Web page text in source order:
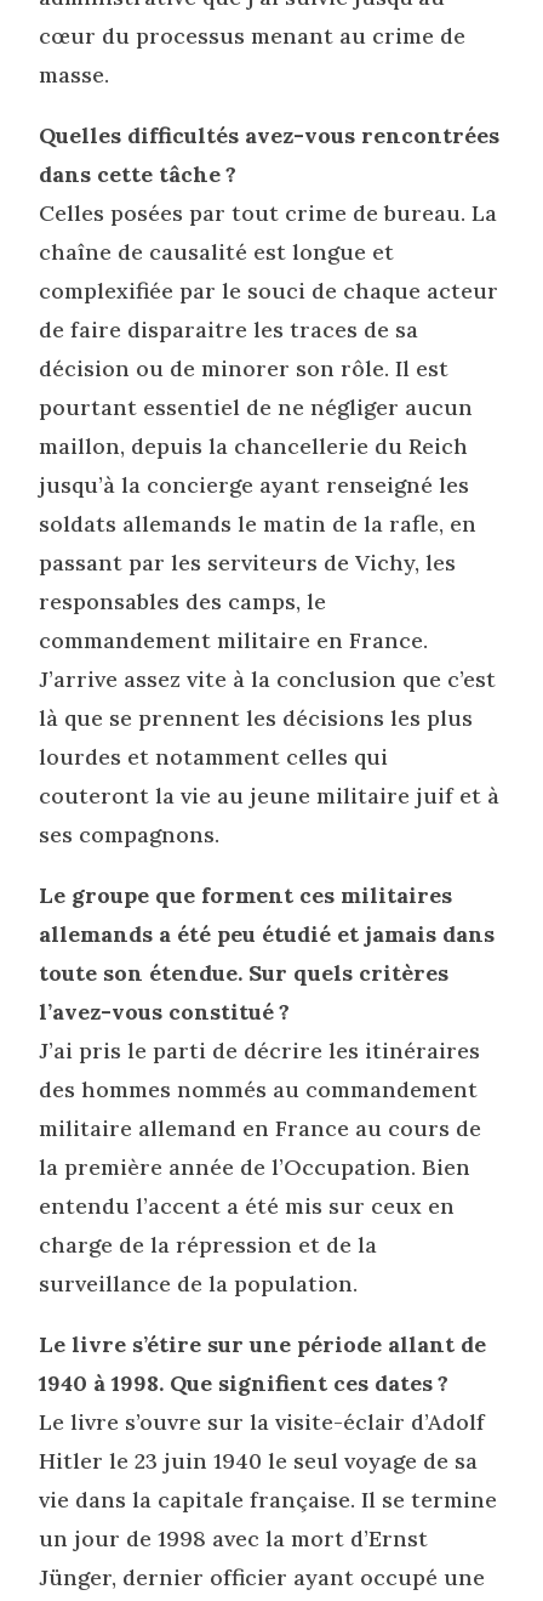
cœur du processus menant au crime de
masse.
Quelles difficultés avez-vous rencontrées
dans cette tâche ?
Celles posées par tout crime de bureau. La
chaîne de causalité est longue et
complexifiée par le souci de chaque acteur
de faire disparaitre les traces de sa
décision ou de minorer son rôle. Il est
pourtant essentiel de ne négliger aucun
maillon, depuis la chancellerie du Reich
jusqu’à la concierge ayant renseigné les
soldats allemands le matin de la rafle, en
passant par les serviteurs de Vichy, les
responsables des camps, le
commandement militaire en France.
J’arrive assez vite à la conclusion que c’est
là que se prennent les décisions les plus
lourdes et notamment celles qui
couteront la vie au jeune militaire juif et à
ses compagnons.
Le groupe que forment ces militaires
allemands a été peu étudié et jamais dans
toute son étendue. Sur quels critères
l’avez-vous constitué ?
J’ai pris le parti de décrire les itinéraires
des hommes nommés au commandement
militaire allemand en France au cours de
la première année de l’Occupation. Bien
entendu l’accent a été mis sur ceux en
charge de la répression et de la
surveillance de la population.
Le livre s’étire sur une période allant de
1940 à 1998. Que signifient ces dates ?
Le livre s’ouvre sur la visite-éclair d’Adolf
Hitler le 23 juin 1940 le seul voyage de sa
vie dans la capitale française. Il se termine
un jour de 1998 avec la mort d’Ernst
Jünger, dernier officier ayant occupé une